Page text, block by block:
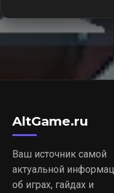
AltGame.ru
Ваш источник самой
актуальной
об играх, гайдах и